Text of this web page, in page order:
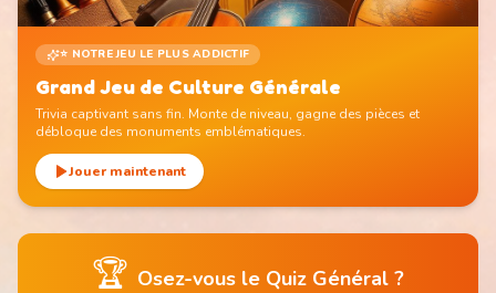
⭐ NOTRE JEU LE PLUS ADDICTIF
Grand Jeu de Culture Générale
Trivia captivant sans fin. Monte de niveau, gagne des pièces et
débloque des monuments emblématiques.
Jouer maintenant
🏆 Osez-vous le Quiz Général ?